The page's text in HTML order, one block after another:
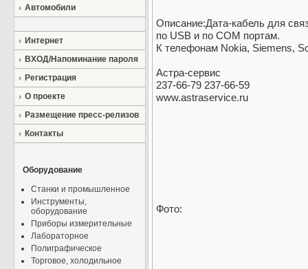
Автомобили
Интернет
ВХОД/Напоминание пароля
Регистрация
О проекте
Размещение пресс-релизов
Контакты
Оборудование
Станки и промышленное
Инструменты,
оборудование
Приборы измерительные
Лабораторное
Полиграфическое
Торговое, холодильное
Описание:Дата-кабель для
по USB и по COM портам.
К телефонам Nokia, Siemens,
Астра-сервис
237-66-79 237-66-59
www.astraservice.ru
Фото: